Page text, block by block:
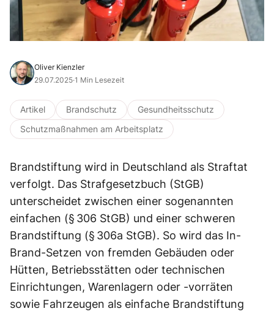
Oliver Kienzler
29.07.2025·1 Min Lesezeit
Artikel Brandschutz
Gesundheitsschutz
Schutzmaßnahmen am Arbeitsplatz
Brandstiftung wird in Deutschland als Straftat
verfolgt. Das Strafgesetzbuch (StGB)
unterscheidet zwischen einer sogenannten
einfachen (§ 306 StGB) und einer schweren
Brandstiftung (§ 306a StGB). So wird das In-
Brand-Setzen von fremden Gebäuden oder
Hütten, Betriebsstätten oder technischen
Einrichtungen, Warenlagern oder -vorräten
sowie Fahrzeugen als einfache Brandstiftung